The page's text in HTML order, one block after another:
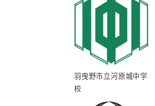
羽曳野市立河原城中学
校